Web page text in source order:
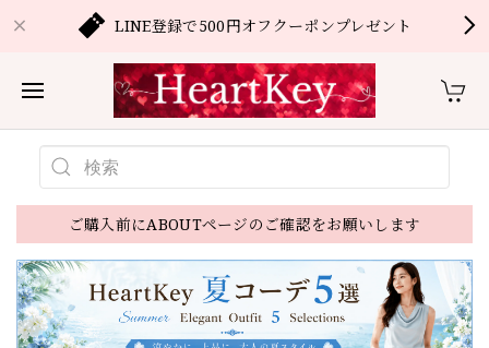
LINE登録で500円オフクーポンプレゼント
ご購入前にABOUTページのご確認をお願いします